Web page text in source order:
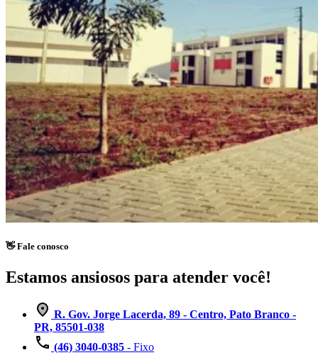
👋 Fale conosco
Estamos ansiosos para atender você!
R. Gov. Jorge Lacerda, 89 - Centro, Pato Branco -
PR, 85501-038
(46) 3040-0385 - Fixo